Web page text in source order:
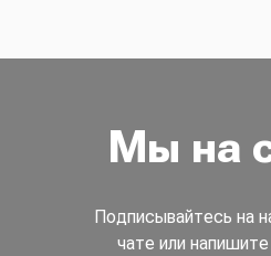
Мы на
Подписывайтесь на
чате или